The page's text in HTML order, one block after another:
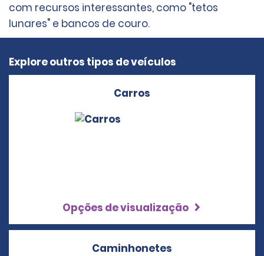
com recursos interessantes, como "tetos
lunares" e bancos de couro.
Explore outros tipos de veículos
Carros
Opções de visualização
Caminhonetes